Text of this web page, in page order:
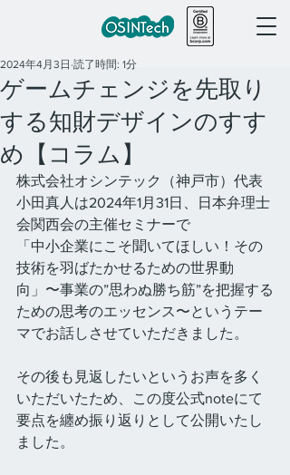
ゲームチェンジを先取り
する知財デザインのすす
め【コラム】
2024年4月3日 読了時間: 1分
株式会社オシンテック（神戸市）代表
小田真人は2024年1月31日、日本弁理士
会関西会の主催セミナーで
「中小企業にこそ聞いてほしい！その
技術を羽ばたかせるための世界動
向」〜事業の”思わぬ勝ち筋”を把握する
ための思考のエッセンス〜というテー
マでお話しさせていただきました。
その後も見返したいというお声を多く
いただいたため、この度公式noteにて
要点を纏め振り返りとして公開いたし
ました。